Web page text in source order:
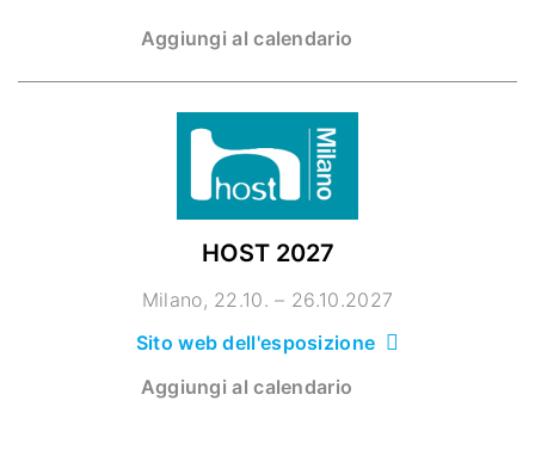
Aggiungi al calendario
HOST 2027
Milano 22.10. – 26.10.2027
Sito web dell'esposizione
Aggiungi al calendario